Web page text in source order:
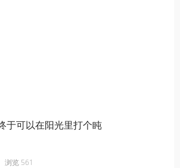
于可以在阳光里打个盹
浏览 561